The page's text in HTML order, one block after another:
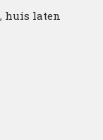
, huis laten